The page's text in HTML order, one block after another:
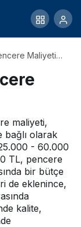
Maliyeti
maliyeti,
bağlı olarak
- 60.000
TL, pencere
bir bütçe
de eklenince,
kalite,
2025